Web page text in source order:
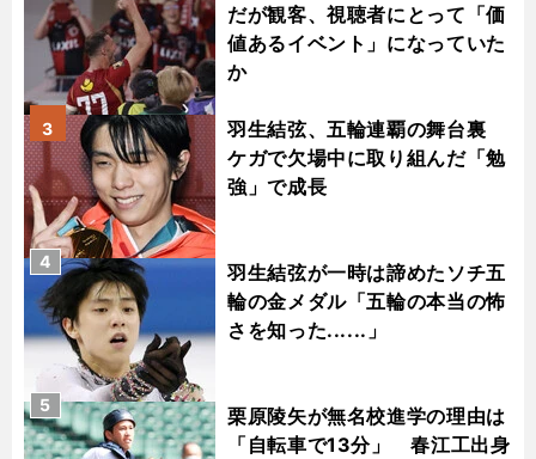
だが観客、視聴者にとって「価
値あるイベント」になっていた
か
羽生結弦、五輪連覇の舞台裏
ケガで欠場中に取り組んだ「勉
強」で成長
3
羽生結弦が一時は諦めたソチ五
輪の金メダル「五輪の本当の怖
さを知った......」
4
栗原陵矢が無名校進学の理由は
「自転車で13分」 春江工出身
5